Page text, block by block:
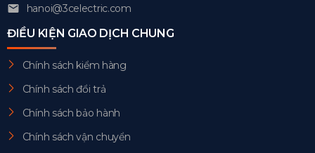
hanoi@3celectric.com
ĐIỀU KIỆN GIAO DỊCH CHUNG
Chính sách kiểm hàng
Chính sách đổi trả
Chính sách bảo hành
Chính sách vận chuyển